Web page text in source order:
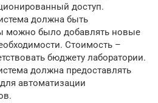
доступ.
должна быть
можно было добавлять новые
Стоимость –
бюджету лаборатории.
должна предоставлять
автоматизации